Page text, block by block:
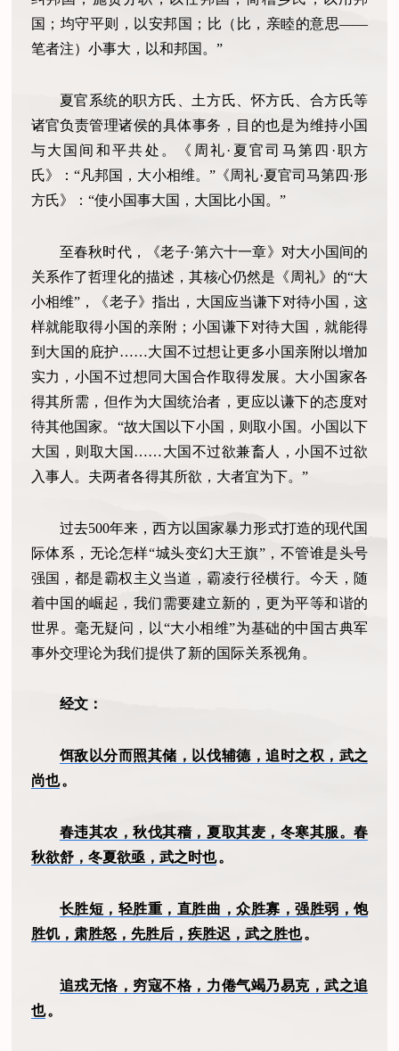
国；均守平则，以安邦国；比（比，亲睦的意思——
笔者注）小事大，以和邦国。”
夏官系统的职方氏、土方氏、怀方氏、合方氏等
诸官负责管理诸侯的具体事务，目的也是为维持小国
与大国间和平共处。《周礼·夏官司马第四·职方
氏》：“凡邦国，大小相维。”《周礼·夏官司马第四·形
方氏》：“使小国事大国，大国比小国。”
至春秋时代，《老子·第六十一章》对大小国间的
关系作了哲理化的描述，其核心仍然是《周礼》的“大
小相维”，《老子》指出，大国应当谦下对待小国，这
样就能取得小国的亲附；小国谦下对待大国，就能得
到大国的庇护……大国不过想让更多小国亲附以增加
实力，小国不过想同大国合作取得发展。大小国家各
得其所需，但作为大国统治者，更应以谦下的态度对
待其他国家。“故大国以下小国，则取小国。小国以下
大国，则取大国……大国不过欲兼畜人，小国不过欲
入事人。夫两者各得其所欲，大者宜为下。”
过去500年来，西方以国家暴力形式打造的现代国
际体系，无论怎样“城头变幻大王旗”，不管谁是头号
强国，都是霸权主义当道，霸凌行径横行。今天，随
着中国的崛起，我们需要建立新的，更为平等和谐的
世界。毫无疑问，以“大小相维”为基础的中国古典军
事外交理论为我们提供了新的国际关系视角。
经文：
饵敌以分而照其储，以伐辅德，追时之权，武之
尚也 。
春违其农，秋伐其穑，夏取其麦，冬寒其服。春
秋欲舒，冬夏欲亟，武之时也 。
长胜短，轻胜重，直胜曲，众胜寡，强胜弱，饱
胜饥，肃胜怒，先胜后，疾胜迟，武之胜也 。
追戎无恪，穷寇不格，力倦气竭乃易克，武之追
也 。